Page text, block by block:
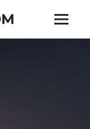
Menü